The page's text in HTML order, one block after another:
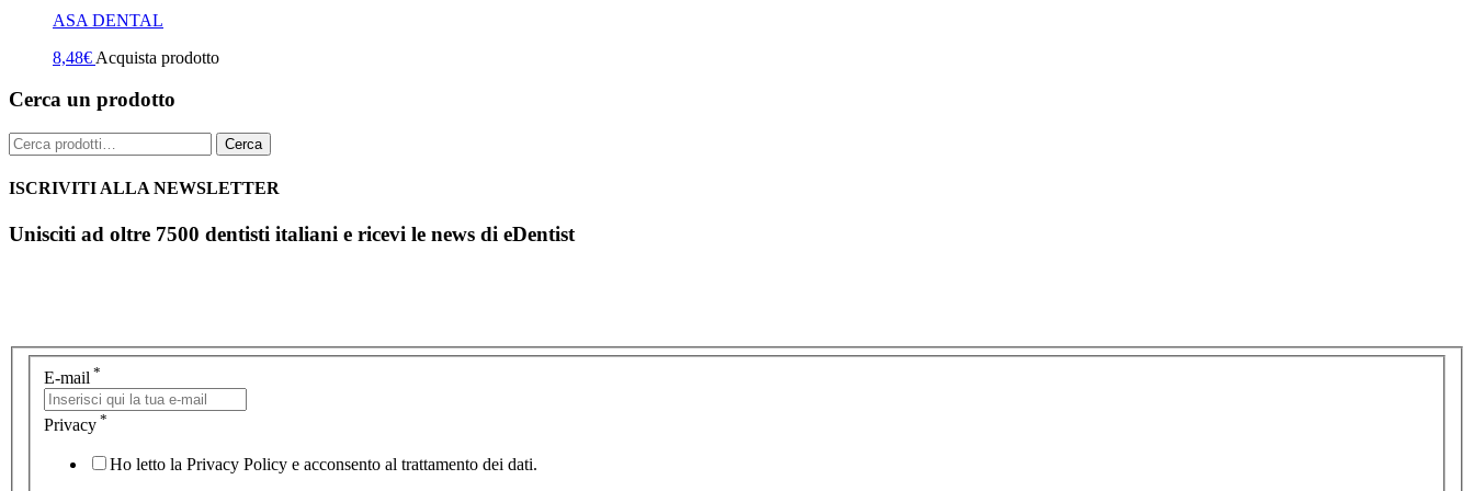
ASA DENTAL
8,48€ Acquista prodotto
Cerca un prodotto
Cerca: Cerca
ISCRIVITI ALLA NEWSLETTER
Unisciti ad oltre 7500 dentisti italiani e ricevi le news di eDentist
E-mail *
Privacy *
Ho letto la Privacy Policy e acconsento al trattamento dei dati.